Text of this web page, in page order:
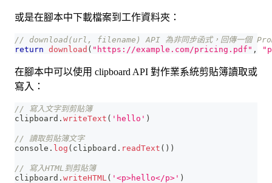
或是在腳本中下載檔案到工作資料夾：
// download(url, filename) API 為非同步函式，回傳一個
return download ( "https://example.com/pricing.pdf" ,
在腳本中可以使用 clipboard API 對作業系統剪貼簿讀取或
寫入：
// 寫入文字到剪貼簿
clipboard . writeText ( 'hello' )
// 讀取剪貼簿文字
console . log ( clipboard . readText ( ) )
// 寫入HTML到剪貼簿
clipboard . writeHTML ( '<p>hello</p>' )